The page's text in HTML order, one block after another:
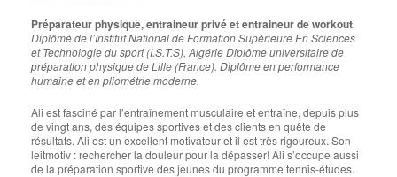
Préparateur physique, entraineur privé et entraineur de workout
Diplômé de l’Institut National de Formation Supérieure En Sciences
et Technologie du sport (I.S.T.S), AlgérieDiplôme universitaire de
préparation physique de Lille (France). Diplôme en performance
humaine et en pliométrie moderne.
Ali est fasciné par l’entraînement musculaire et entraîne, depuis plus
de vingt ans, des équipes sportives et des clients en quête de
résultats. Ali est un excellent motivateur et il est très rigoureux. Son
leitmotiv : rechercher la douleur pour la dépasser! Ali s’occupe aussi
de la préparation sportive des jeunes du programme tennis-études.